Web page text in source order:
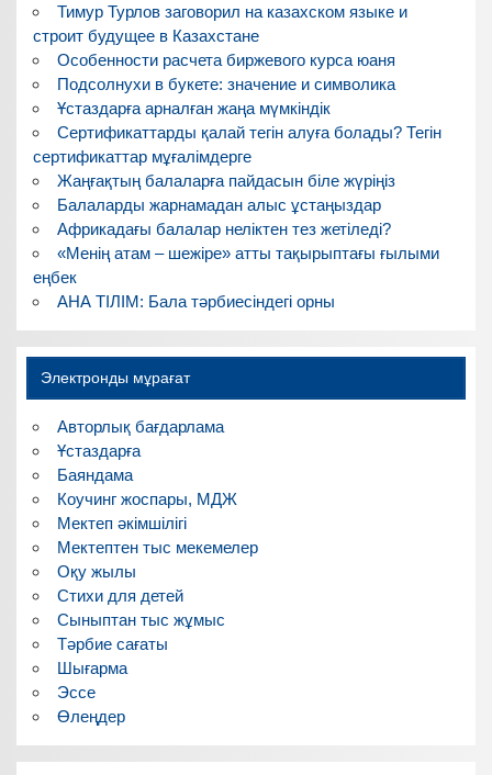
Тимур Турлов заговорил на казахском языке и
строит будущее в Казахстане
Особенности расчета биржевого курса юаня
Подсолнухи в букете: значение и символика
Ұстаздарға арналған жаңа мүмкіндік
Сертификаттарды қалай тегін алуға болады? Тегін
сертификаттар мұғалімдерге
Жаңғақтың балаларға пайдасын біле жүріңіз
Балаларды жарнамадан алыс ұстаңыздар
Африкадағы балалар неліктен тез жетіледі?
«Менің атам – шежіре» атты тақырыптағы ғылыми
еңбек
АНА ТІЛІМ: Бала тәрбиесіндегі орны
Электронды мұрағат
Авторлық бағдарлама
Ұстаздарға
Баяндама
Коучинг жоспары, МДЖ
Мектеп әкімшілігі
Мектептен тыс мекемелер
Оқу жылы
Стихи для детей
Сыныптан тыс жұмыс
Тәрбие сағаты
Шығарма
Эссе
Өлеңдер